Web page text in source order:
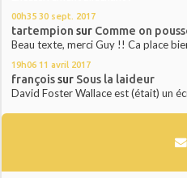
00h35 30 sept. 2017
tartempion sur Comme on
Beau texte, merci Guy !! Ca place
19h06 11 avril 2017
françoissur Sous la laideur
David Foster Wallace est (était) un